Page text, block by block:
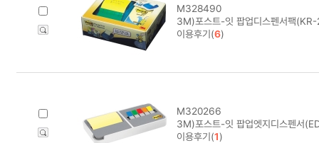
M328490
3M)포스트-잇 팝업디스펜서팩
이용후기(6)
M320266
3M)포스트-잇 팝업엣지디스펜서
이용후기(1)